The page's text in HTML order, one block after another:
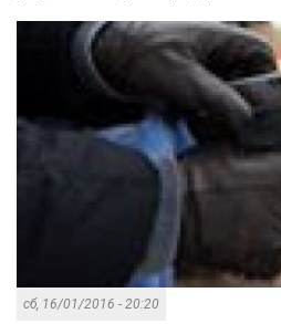
сб, 16/01/2016 - 20:20